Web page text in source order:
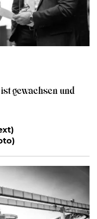
gewachsen und